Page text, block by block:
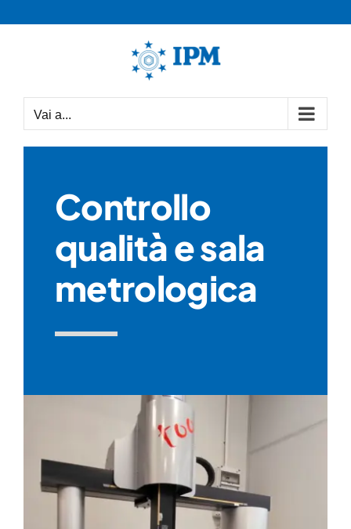
Vai a...
Controllo
qualità e sala
metrologica